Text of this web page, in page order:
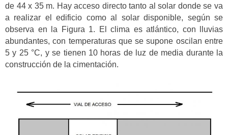
de 44 x 35 m. Hay acceso directo tanto al solar donde se va
a realizar el edificio como al solar disponible, según se
observa en la Figura 1. El clima es atlántico, con lluvias
abundantes, con temperaturas que se supone oscilan entre
5 y 25 °C, y se tienen 10 horas de luz de media durante la
construcción de la cimentación.